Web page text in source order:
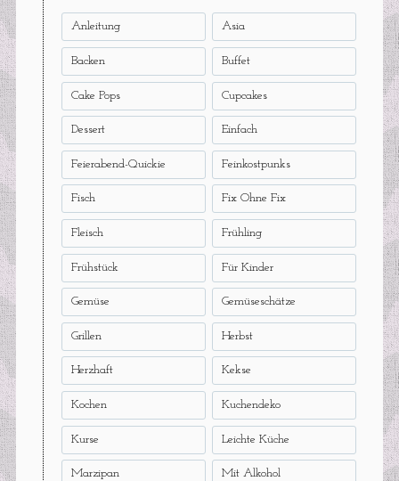
Anleitung Asia
Backen Buffet
Cake Pops Cupcakes
Dessert Einfach
Feierabend-Quickie Feinkostpunks
Fisch Fix Ohne Fix
Fleisch Frühling
Frühstück Für Kinder
Gemüse Gemüseschätze
Grillen Herbst
Herzhaft Kekse
Kochen Kuchendeko
Kurse Leichte Küche
Marzipan Mit Alkohol